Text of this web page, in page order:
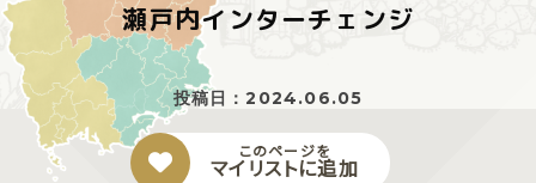
瀬戸内インターチェンジ
投稿日：2024.06.05
このページを
マイリストに追加